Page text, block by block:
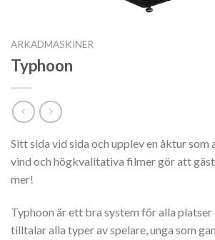
ARKADMASKINER
Typhoon
Sitt sida vid sida och upplev en åktur som
vind och högkvalitativa filmer gör att
mer!
Typhoon är ett bra system för alla
tilltalar alla typer av spelare, unga som